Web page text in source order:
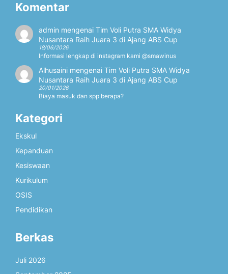
Komentar
admin mengenai Tim Voli Putra SMA Widya
Nusantara Raih Juara 3 di Ajang ABS Cup
18/06/2026
Informasi lengkap di instagram kami @smawinus
Alhusainimengenai Tim Voli Putra SMA Widya
Nusantara Raih Juara 3 di Ajang ABS Cup
20/01/2026
Biaya masuk dan spp berapa?
Kategori
Ekskul
Kepanduan
Kesiswaan
Kurikulum
OSIS
Pendidikan
Berkas
Juli 2026